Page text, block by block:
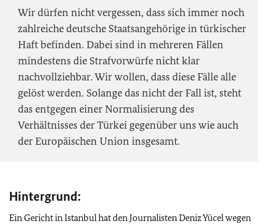
Wir dürfen nicht vergessen, dass sich immer noch
zahlreiche deutsche Staatsangehörige in türkischer
Haft befinden. Dabei sind in mehreren Fällen
mindestens die Strafvorwürfe nicht klar
nachvollziehbar. Wir wollen, dass diese Fälle alle
gelöst werden. Solange das nicht der Fall ist, steht
das entgegen einer Normalisierung des
Verhältnisses der Türkei gegenüber uns wie auch
der Europäischen Union insgesamt.
Hintergrund:
Ein Gericht in Istanbul hat den Journalisten Deniz Yücel wegen